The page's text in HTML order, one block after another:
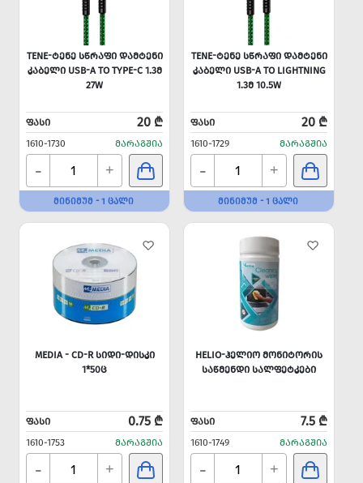
TENE-ᲢᲔᲜᲔ ᲡᲬᲠᲐᲤᲘ ᲓᲐᲛᲢᲔᲜᲘ
ᲙᲐᲑᲔᲚᲘ USB-A TO TYPE-C 1.3Მ
27W
ᲤᲐᲡᲘ 20 ₾
1610-1730 ᲛᲐᲠᲐᲒᲨᲘᲐ
- +
ᲛᲘᲜᲘᲛᲣᲛ - 1 ᲪᲐᲚᲘ
TENE-ᲢᲔᲜᲔ ᲡᲬᲠᲐᲤᲘ ᲓᲐᲛᲢᲔᲜᲘ
ᲙᲐᲑᲔᲚᲘ USB-A TO LIGHTNING
1.3Მ 10.5W
ᲤᲐᲡᲘ 20 ₾
1610-1729 ᲛᲐᲠᲐᲒᲨᲘᲐ
- +
ᲛᲘᲜᲘᲛᲣᲛ - 1 ᲪᲐᲚᲘ
MEDIA - CD-R ᲡᲘᲓᲘ-ᲓᲘᲡᲙᲘ
1*50Ც
ᲤᲐᲡᲘ 0.75 ₾
1610-1753 ᲛᲐᲠᲐᲒᲨᲘᲐ
- +
HELIO-ᲰᲔᲚᲘᲝ ᲛᲝᲜᲘᲢᲝᲠᲘᲡ
ᲡᲐᲬᲛᲔᲜᲓᲘ ᲡᲐᲚᲤᲔᲢᲙᲔᲑᲘ
ᲤᲐᲡᲘ 7.5 ₾
1610-1749 ᲛᲐᲠᲐᲒᲨᲘᲐ
- +